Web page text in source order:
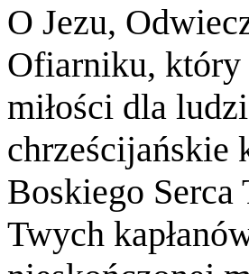
O Jezu,
Ofiarniku,
miłości dla
chrześcijańskie
Boskiego
Twych